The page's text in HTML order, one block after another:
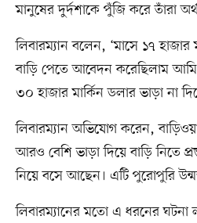
মানুষের দুর্দশাকে পুঁজি করে তাঁরা
লিবারম্যান বলেন, ‘মাসে ১৭ হাজার
বাড়ি পেতে আবেদন করেছিলাম
৩০ হাজার মার্কিন ডলার ভাড়া না
লিবারম্যান অভিযোগ করেন,
আরও বেশি ভাড়া দিয়ে বাড়ি নিতে
নিয়ে বসে আছেন। এটি পুরোপুরি
লিবারম্যানের মতো এ ধরনের ঘটনা